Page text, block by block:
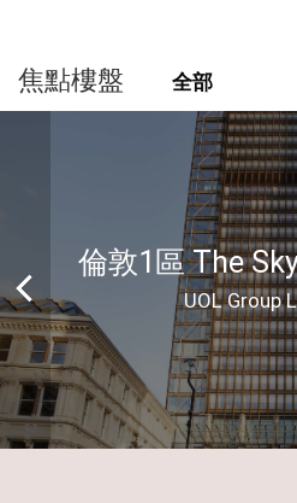
852-2810 1515
英國「脫歐」或日本增加貨幣供應
動，都影響海外置業的成本。若物
價走勢，謹慎衡量如何作出持有
各國稅制不同，於海外置業前一
有些國家跟香港一樣徵收印花稅
家會徵收資產增值稅；亦有些國
稅；放租的話，業主可能要支付
會不時改變。
按揭貸款
如您需要申請按揭置業，目前主
行提供海外物業的按揭服務。比
還款期，及可選擇的貸款貨幣。
遺產安排
香港於2006年起取消遺產稅，若
焦點樓盤 全部
倫敦1區 The
UOL Group